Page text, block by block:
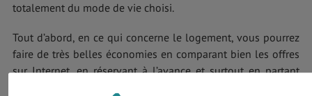
totalement du mode de vie choisi.
Tout d’abord, en ce qui concerne le logement, vous pourrez
faire de très belles économies en comparant bien les offres
sur Internet, en réservant à l’avance et surtout en partant